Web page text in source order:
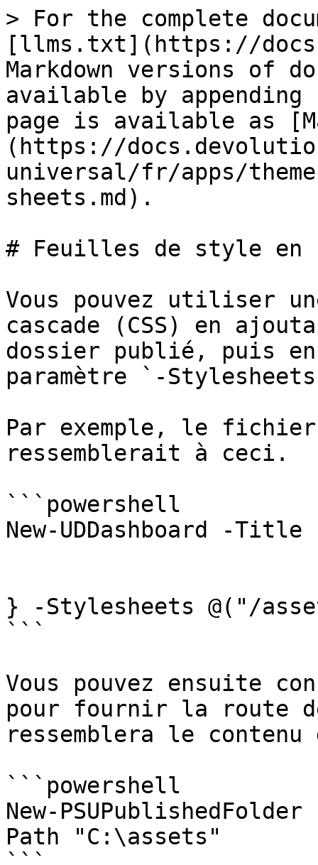
> For the complete
[llms.txt](https://
Markdown versions of
available by
page is available as
(https://
universal/fr/apps/
sheets.md).
# Feuilles de style en
Vous pouvez utiliser
cascade (CSS) en
dossier publié, puis
paramètre `-
Par exemple, le fichier
ressemblerait à ceci.
```powershell
New-UDDashboard -
} -Stylesheets @("/
```
Vous pouvez ensuite
pour fournir la route
ressemblera le
```powershell
New-
Path "C:\assets"